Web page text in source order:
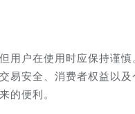
用户在使用时应保持谨
易安全、消费者权益以
的便利。